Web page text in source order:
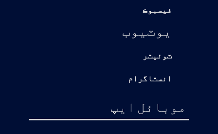
فيسبوڪ
يوٽيوب
ٽوئيٽر
انسٽاگرام
موبائل ايپ